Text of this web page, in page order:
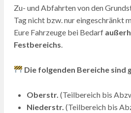
Zu- und Abfahrten von den
Tag nicht bzw. nur eingeschränkt
Eure Fahrzeuge bei Bedarf
Festbereichs
Die folgenden Bereiche sind
Oberstr. (Teilbereich bis
Niederstr. (Teilbereich bis